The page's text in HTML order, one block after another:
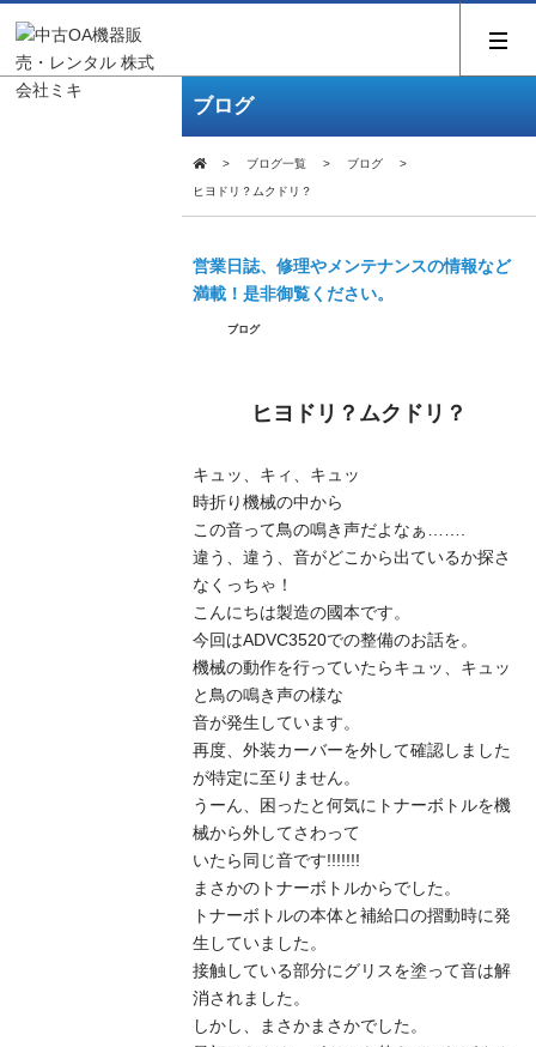
ブログ
ブログ一覧 ブログ
ヒヨドリ？ムクドリ？
営業日誌、修理やメンテナンスの情報など
満載！是非御覧ください。
ブログ
ヒヨドリ？ムクドリ？
キュッ、キィ、キュッ
時折り機械の中から
この音って鳥の鳴き声だよなぁ…….
違う、違う、音がどこから出ているか探さ
なくっちゃ！
こんにちは製造の國本です。
今回はADVC3520での整備のお話を。
機械の動作を行っていたらキュッ、キュッ
と鳥の鳴き声の様な
音が発生しています。
再度、外装カーバーを外して確認しました
が特定に至りません。
うーん、困ったと何気にトナーボトルを機
械から外してさわって
いたら同じ音です!!!!!!!
まさかのトナーボトルからでした。
トナーボトルの本体と補給口の摺動時に発
生していました。
接触している部分にグリスを塗って音は解
消されました。
しかし、まさかまさかでした。